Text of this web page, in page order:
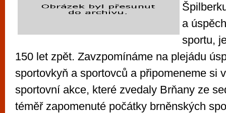
a
sportu,
150 let zpět. Zavzpomínáme na plejádu
sportovkyň a sportovců a připomeneme si
sportovní akce, které zvedaly Brňany ze
téměř zapomenuté počátky brněnských